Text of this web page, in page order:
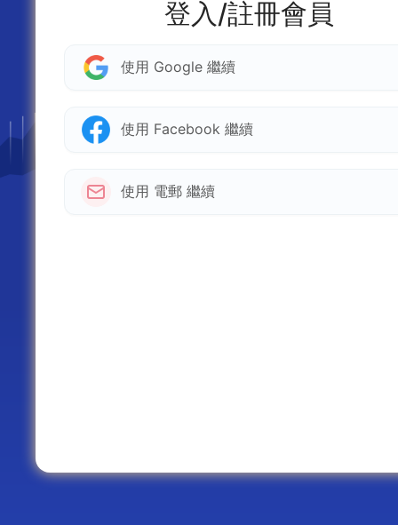
登入/註冊會員
使用 Google 繼續
使用 Facebook 繼續
使用 電郵 繼續